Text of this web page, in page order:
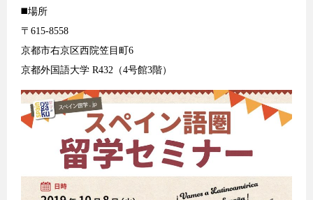
◼️場所
〒615-8558
京都市右京区西院笠目町6
京都外国語大学 R432（4号館3階）